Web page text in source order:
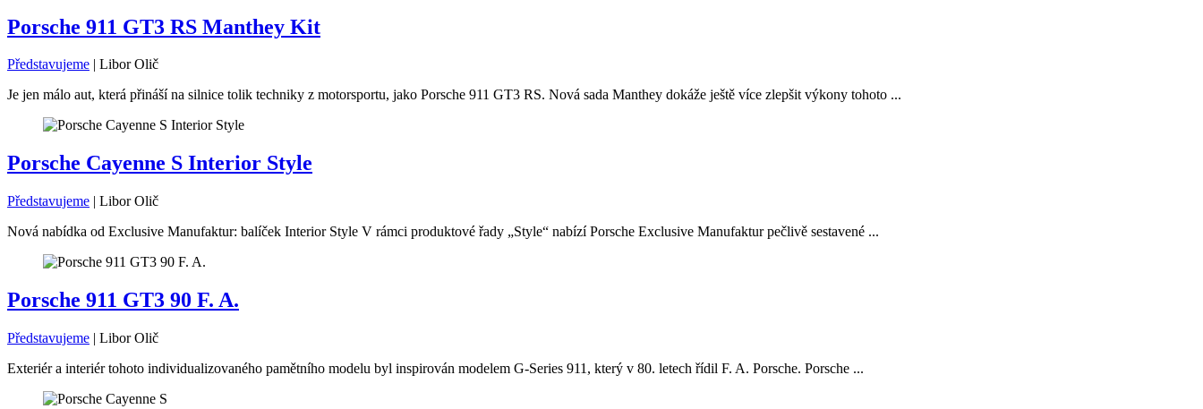
Porsche 911 GT3 RS Manthey Kit
Představujeme | Libor Olič
Je jen málo aut, která přináší na silnice tolik techniky z motorsportu, jako Porsche 911 GT3 RS. Nová sada Manthey dokáže ještě více zlepšit výkony tohoto ...
Porsche Cayenne S Interior Style
Představujeme | Libor Olič
Nová nabídka od Exclusive Manufaktur: balíček Interior Style V rámci produktové řady „Style“ nabízí Porsche Exclusive Manufaktur pečlivě sestavené ...
Porsche 911 GT3 90 F. A.
Představujeme | Libor Olič
Exteriér a interiér tohoto individualizovaného pamětního modelu byl inspirován modelem G-Series 911, který v 80. letech řídil F. A. Porsche. Porsche ...